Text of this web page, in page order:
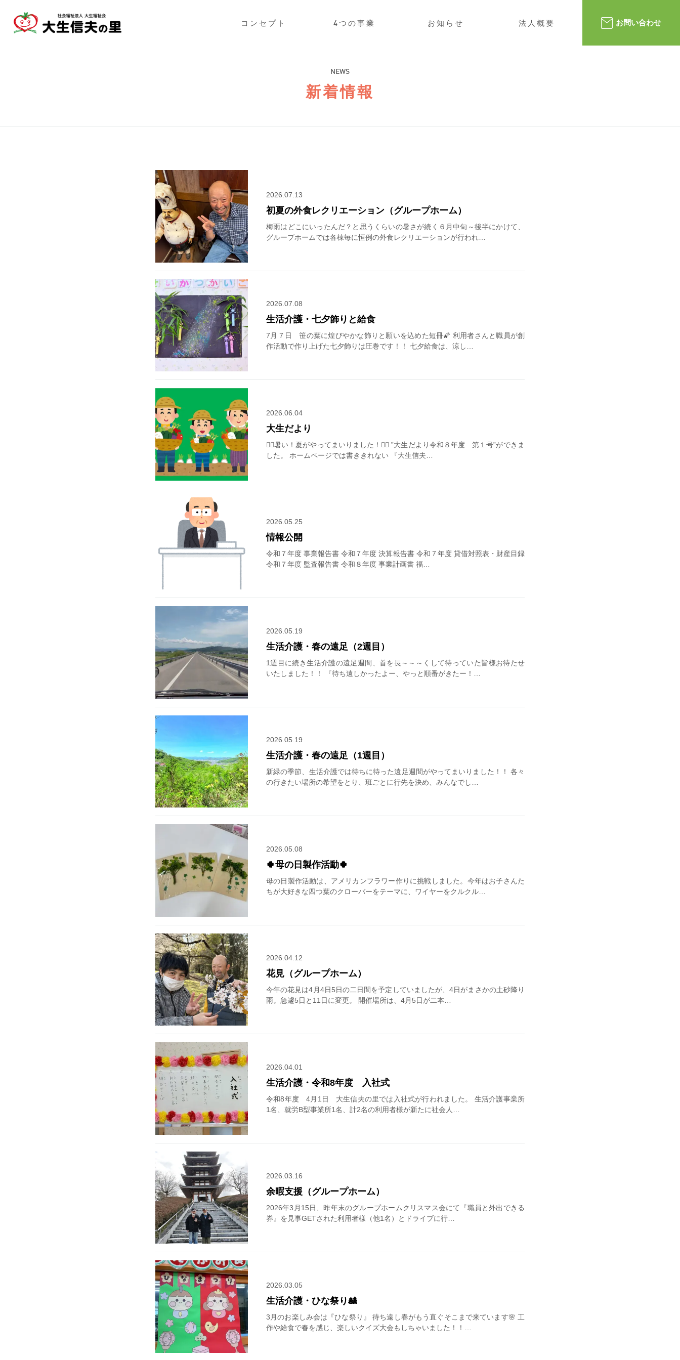
コンセプト 4つの事業 お知らせ 法人概要 お問い合わせ
NEWS
新着情報
2026.07.13
初夏の外食レクリエーション（グループホーム）
梅雨はどこにいったんだ？と思うくらいの暑さが続く６月中旬～後半にかけて、
グループホームでは各棟毎に恒例の外食レクリエーションが行われ…
2026.07.08
生活介護・七夕飾りと給食
7月７日 笹の葉に煌びやかな飾りと願いを込めた短冊🌠 利用者さんと職員が創
作活動で作り上げた七夕飾りは圧巻です！！ 七夕給食は、涼し…
2026.06.04
大生だより
😵‍💫暑い！夏がやってまいりました！😵‍💫 ”大生だより令和８年度 第１号”ができま
した。 ホームページでは書ききれない 『大生信夫…
2026.05.25
情報公開
令和７年度 事業報告書 令和７年度 決算報告書 令和７年度 貸借対照表・財産目録
令和７年度 監査報告書 令和８年度 事業計画書 福…
2026.05.19
生活介護・春の遠足（2週目）
1週目に続き生活介護の遠足週間、首を長～～～くして待っていた皆様お待たせ
いたしました！！ 『待ち遠しかったよー、やっと順番がきたー！…
2026.05.19
生活介護・春の遠足（1週目）
新緑の季節、生活介護では待ちに待った遠足週間がやってまいりました！！ 各々
の行きたい場所の希望をとり、班ごとに行先を決め、みんなでし…
2026.05.08
🍀母の日製作活動🍀
母の日製作活動は、アメリカンフラワー作りに挑戦しました。今年はお子さんた
ちが大好きな四つ葉のクローバーをテーマに、ワイヤーをクルクル…
2026.04.12
花見（グループホーム）
今年の花見は4月4日5日の二日間を予定していましたが、4日がまさかの土砂降り
雨。急遽5日と11日に変更。 開催場所は、4月5日が二本…
2026.04.01
生活介護・令和8年度 入社式
令和8年度 4月1日 大生信夫の里では入社式が行われました。 生活介護事業所
1名、就労B型事業所1名、計2名の利用者様が新たに社会人…
2026.03.16
余暇支援（グループホーム）
2026年3月15日、昨年末のグループホームクリスマス会にて『職員と外出できる
券』を見事GETされた利用者様（他1名）とドライブに行…
2026.03.05
生活介護・ひな祭り🎎
3月のお楽しみ会は『ひな祭り』 待ち遠し春がもう直ぐそこまで来ています🌸 工
作や給食で春を感じ、楽しいクイズ大会もしちゃいました！！…